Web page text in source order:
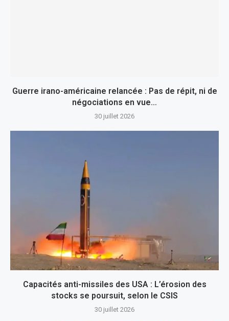
Guerre irano-américaine relancée : Pas de répit, ni de
négociations en vue…
30 juillet 2026
Capacités anti-missiles des USA : L’érosion des
stocks se poursuit, selon le CSIS
30 juillet 2026